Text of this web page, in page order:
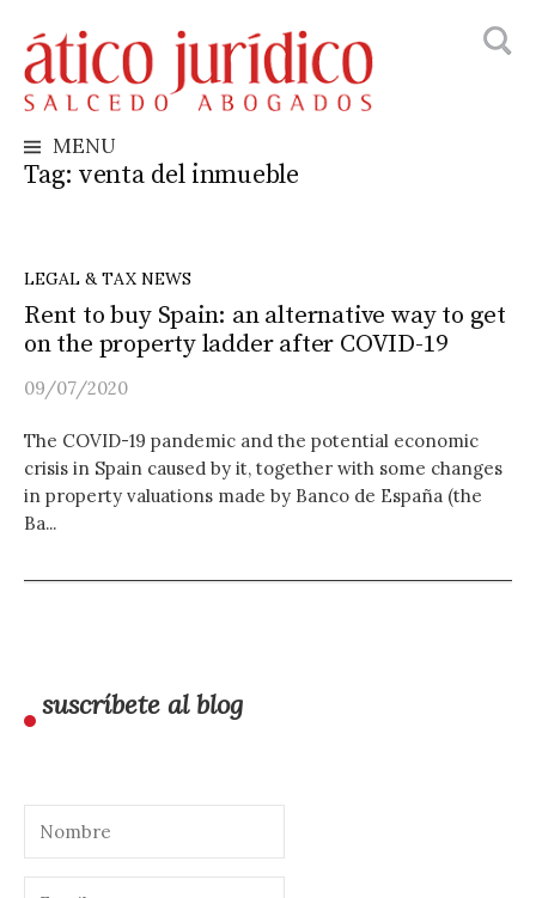
to
content
for:
MENU
Tag: venta del inmueble
LEGAL & TAX NEWS
Rent to buy Spain: an alternative way to get
on the property ladder after COVID-19
09/07/2020
The COVID-19 pandemic and the potential economic
crisis in Spain caused by it, together with some changes
in property valuations made by Banco de España (the
Ba...
suscríbete al blog